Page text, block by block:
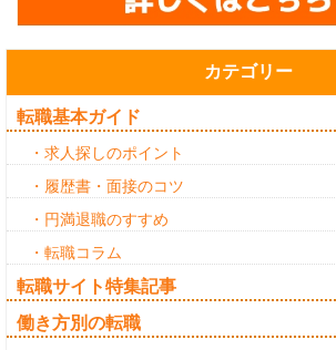
カテゴリー
転職基本ガイド
・求人探しのポイント
・履歴書・面接のコツ
・円満退職のすすめ
・転職コラム
転職サイト特集記事
働き方別の転職